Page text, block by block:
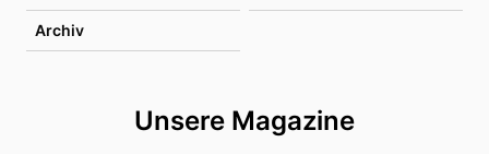
Archiv
Unsere Magazine